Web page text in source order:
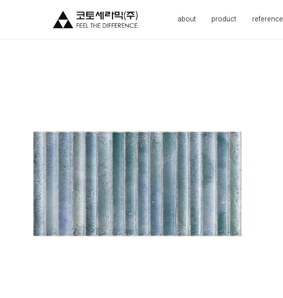
about product reference